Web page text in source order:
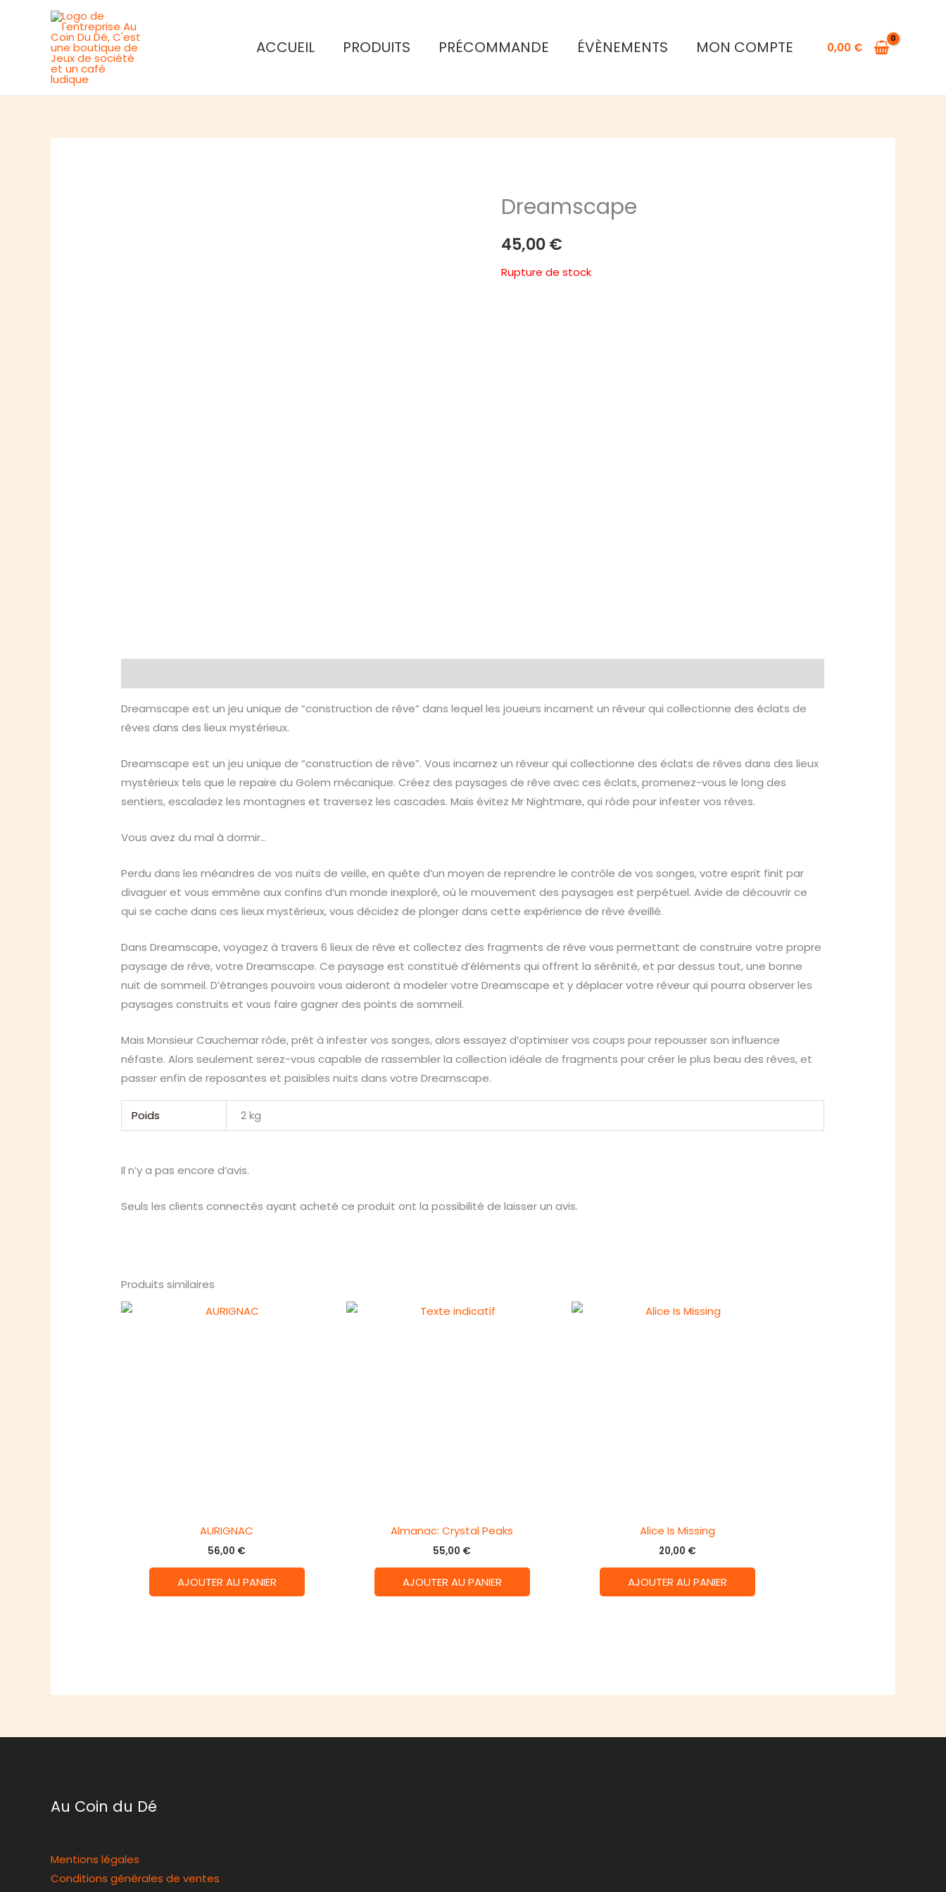
ACCUEIL PRODUITS PRÉCOMMANDE ÉVÈNEMENTS MON COMPTE 0,00 €
Dreamscape
45,00€
Rupture de stock
Dreamscape est un jeu unique de “construction de rêve” dans lequel les joueurs incarnent un rêveur qui collectionne des éclats de
rêves dans des lieux mystérieux.
Dreamscape est un jeu unique de “construction de rêve”. Vous incarnez un rêveur qui collectionne des éclats de rêves dans des lieux
mystérieux tels que le repaire du Golem mécanique. Créez des paysages de rêve avec ces éclats, promenez-vous le long des
sentiers, escaladez les montagnes et traversez les cascades. Mais évitez Mr Nightmare, qui rôde pour infester vos rêves.
Vous avez du mal à dormir…
Perdu dans les méandres de vos nuits de veille, en quête d’un moyen de reprendre le contrôle de vos songes, votre esprit finit par
divaguer et vous emmène aux confins d’un monde inexploré, où le mouvement des paysages est perpétuel. Avide de découvrir ce
qui se cache dans ces lieux mystérieux, vous décidez de plonger dans cette expérience de rêve éveillé.
Dans Dreamscape, voyagez à travers 6 lieux de rêve et collectez des fragments de rêve vous permettant de construire votre propre
paysage de rêve, votre Dreamscape. Ce paysage est constitué d’éléments qui offrent la sérénité, et par dessus tout, une bonne
nuit de sommeil. D’étranges pouvoirs vous aideront à modeler votre Dreamscape et y déplacer votre rêveur qui pourra observer les
paysages construits et vous faire gagner des points de sommeil.
Mais Monsieur Cauchemar rôde, prêt à infester vos songes, alors essayez d’optimiser vos coups pour repousser son influence
néfaste. Alors seulement serez-vous capable de rassembler la collection idéale de fragments pour créer le plus beau des rêves, et
passer enfin de reposantes et paisibles nuits dans votre Dreamscape.
Poids 2 kg
Il n’y a pas encore d’avis.
Seuls les clients connectés ayant acheté ce produit ont la possibilité de laisser un avis.
Produits similaires
AURIGNAC
56,00 €
AJOUTER AU PANIER
Almanac: Crystal Peaks
55,00 €
AJOUTER AU PANIER
Alice Is Missing
20,00 €
AJOUTER AU PANIER
Au Coin du Dé
Mentions légales
Conditions générales de ventes